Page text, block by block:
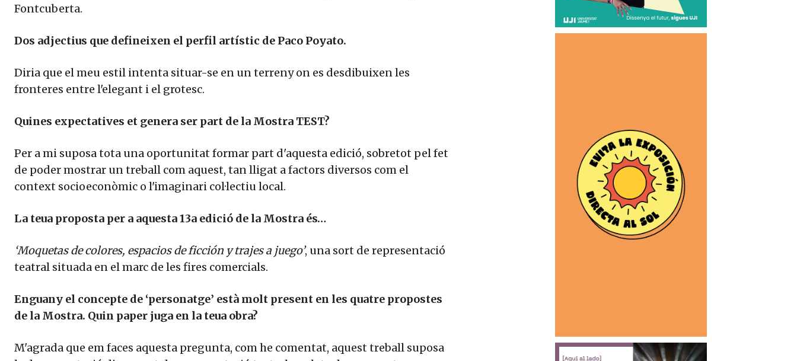
Fontcuberta.
Dos adjectius que defineixen el perfil artístic de Paco Poyato.
Diria que el meu estil intenta situar-se en un terreny on es desdibuixen les
fronteres entre l'elegant i el grotesc.
Quines expectatives et genera ser part de la Mostra TEST?
Per a mi suposa tota una oportunitat formar part d'aquesta edició, sobretot pel fet
de poder mostrar un treball com aquest, tan lligat a factors diversos com el
context socioeconòmic o l'imaginari col·lectiu local.
La teua proposta per a aquesta 13a edició de la Mostra és…
‘Moquetas de colores, espacios de ficción y trajes a juego’, una sort de representació
teatral situada en el marc de les fires comercials.
Enguany el concepte de ‘personatge’ està molt present en les quatre propostes
de la Mostra. Quin paper juga en la teua obra?
M'agrada que em faces aquesta pregunta, com he comentat, aquest treball suposa